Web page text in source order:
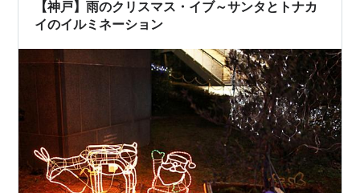
【神戸】雨のクリスマス・イブ～サンタとトナカ
イのイルミネーション